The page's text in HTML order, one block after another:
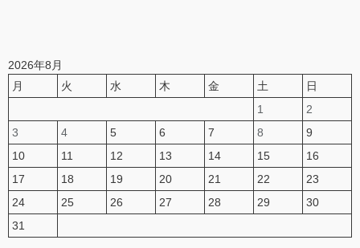
2026年8月
月
火 水 木 金 土
日
1
2
3
4 5 6 7 8
9
10
11 12 13 14 15
16
17
18 19 20 21 22
23
24
25 26 27 28 29
30
31